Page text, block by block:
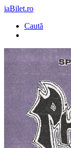
iaBilet.ro
Caută